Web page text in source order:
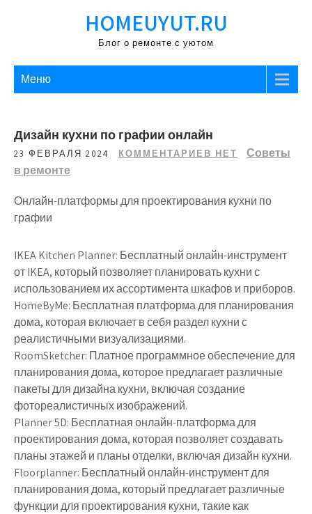
HOMEUYUT.RU
Блог о ремонте с уютом
Меню
Дизайн кухни по графии онлайн
23 ФЕВРАЛЯ 2024 КОММЕНТАРИЕВ НЕТ
Советы
в ремонте
Онлайн-платформы для проектирования кухни по
графии
IKEA Kitchen Planner: Бесплатный онлайн-инструмент
от IKEA, который позволяет планировать кухни с
использованием их ассортимента шкафов и приборов.
HomeByMe: Бесплатная платформа для планирования
дома, которая включает в себя раздел кухни с
реалистичными визуализациями.
RoomSketcher: Платное программное обеспечение для
планирования дома, которое предлагает различные
пакеты для дизайна кухни, включая создание
фотореалистичных изображений.
Planner 5D: Бесплатная онлайн-платформа для
проектирования дома, которая позволяет создавать
планы этажей и планы отделки, включая дизайн кухни.
Floorplanner: Бесплатный онлайн-инструмент для
планирования дома, который предлагает различные
функции для проектирования кухни, такие как